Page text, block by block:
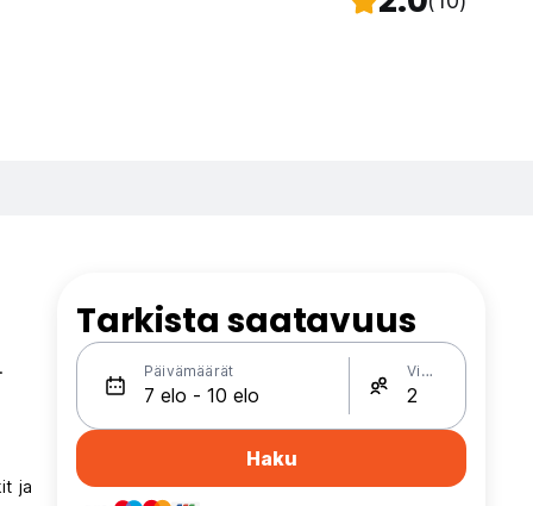
ja
Tarkista saatavuus
Päivämäärät Vieraat
Haku